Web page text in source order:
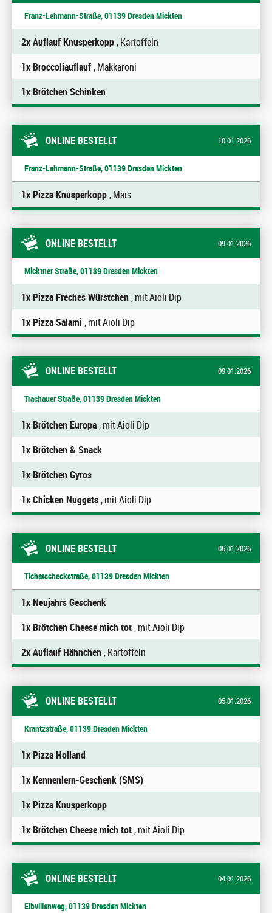
Franz-Lehmann-Straße, 01139 Dresden Mickten
2x Auflauf Knusperkopp, Kartoffeln
1x Broccoliauflauf, Makkaroni
1x Brötchen Schinken
ONLINE BESTELLT 10.01.2026
Franz-Lehmann-Straße, 01139 Dresden Mickten
1x Pizza Knusperkopp, Mais
ONLINE BESTELLT 09.01.2026
Micktner Straße, 01139 Dresden Mickten
1x Pizza Freches Würstchen, mit Aioli Dip
1x Pizza Salami , mit Aioli Dip
ONLINE BESTELLT 09.01.2026
Trachauer Straße, 01139 Dresden Mickten
1x Brötchen Europa, mit Aioli Dip
1x Brötchen & Snack
1x Brötchen Gyros
1x Chicken Nuggets, mit Aioli Dip
ONLINE BESTELLT 06.01.2026
Tichatscheckstraße, 01139 Dresden Mickten
1x Neujahrs Geschenk
1x Brötchen Cheese mich tot, mit Aioli Dip
2x Auflauf Hähnchen, Kartoffeln
ONLINE BESTELLT 05.01.2026
Krantzstraße, 01139 Dresden Mickten
1x Pizza Holland
1x Kennenlern-Geschenk (SMS)
1x Pizza Knusperkopp
1x Brötchen Cheese mich tot, mit Aioli Dip
ONLINE BESTELLT 04.01.2026
Elbvillenweg, 01139 Dresden Mickten